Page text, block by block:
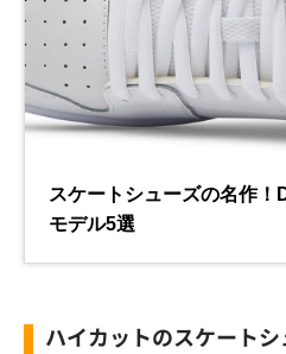
ハイカットのスケート